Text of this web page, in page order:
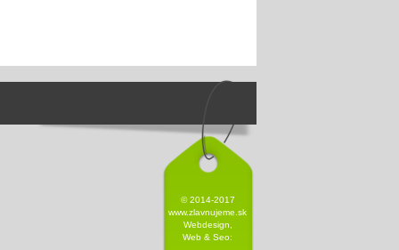
© 2014-2017
www.zlavnujeme.sk
Webdesign,
Web & Seo: